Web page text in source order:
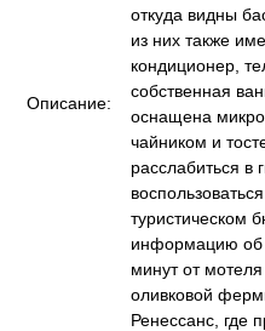
Описание:
откуда видны
из них также
кондиционер,
собственная
оснащена
чайником и
расслабиться в
туристическом
информацию об
минут от
оливковой
Ренессанс, где